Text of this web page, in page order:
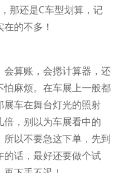
那还是C车型划算，记
的不多！
算账，会摁计算器，还
麻烦。在车展上一般都
展车在舞台灯光的照射
，别以为车展看中的
以不要急这下单，先到
的话，最好还要做个试